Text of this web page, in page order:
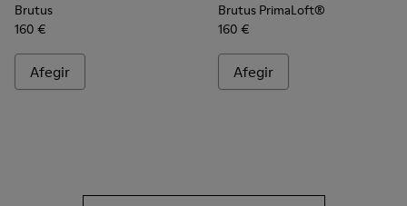
Brutus
160 €
Afegir
Brutus PrimaLoft®
160 €
Afegir